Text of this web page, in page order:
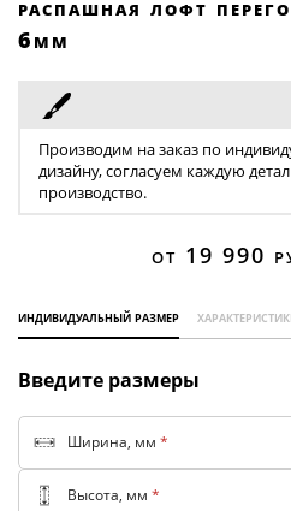
Торговые перегородки
распашная лофт
6мм
Производим на заказ по
дизайну, согласуем каждую
производство.
от 19 990
индивидуальный размер
Введите размеры
Ширина, мм *
Высота, мм *